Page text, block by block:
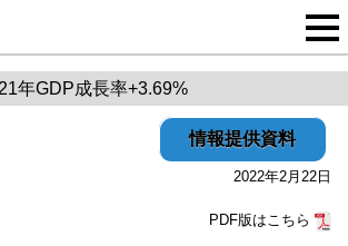
年GDP成長率+3.69%
情報提供資料
2022年2月22日
PDF版はこちら